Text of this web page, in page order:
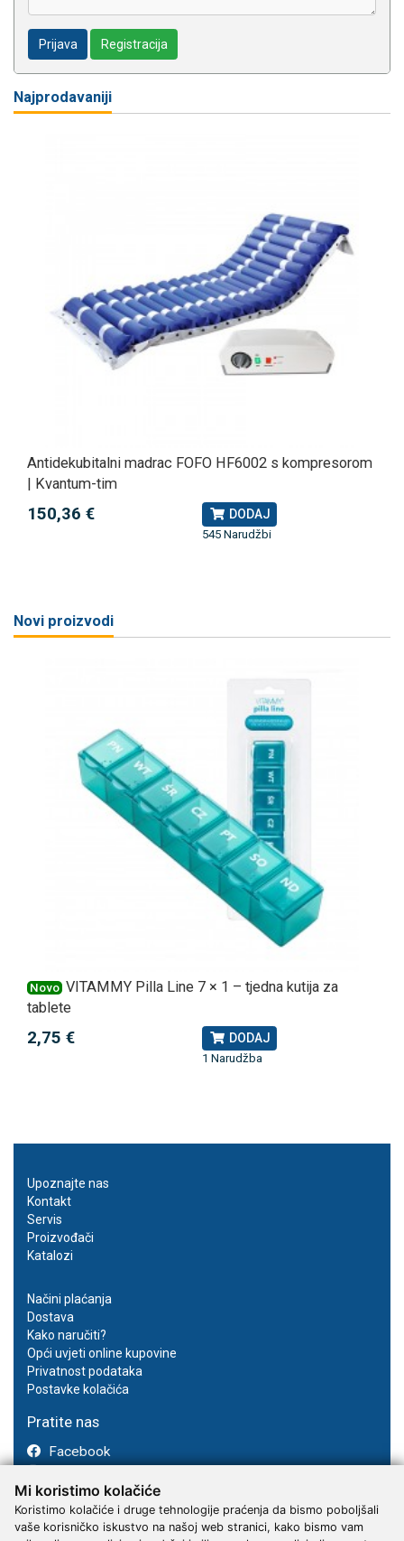
Mi koristimo kolačiće
Koristimo kolačiće i druge tehnologije praćenja da bismo poboljšali
vaše korisničko iskustvo na našoj web stranici, kako bismo vam
Prijava Registracija
Najprodavaniji
Antidekubitalni madrac FOFO HF6002 s kompresorom
| Kvantum-tim
150,36 € DODAJ
545 Narudžbi
Novi proizvodi
Novo VITAMMY Pilla Line 7 × 1 – tjedna kutija za
tablete
2,75 € DODAJ
1 Narudžba
Upoznajte nas
Kontakt
Servis
Proizvođači
Katalozi
Načini plaćanja
Dostava
Kako naručiti?
Opći uvjeti online kupovine
Privatnost podataka
Postavke kolačića
Pratite nas
Facebook
Youtube